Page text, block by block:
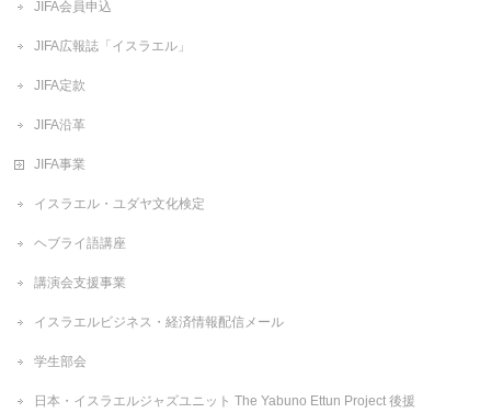
JIFA会員申込
JIFA広報誌「イスラエル」
JIFA定款
JIFA沿革
JIFA事業
イスラエル・ユダヤ文化検定
ヘブライ語講座
講演会支援事業
イスラエルビジネス・経済情報配信メール
学生部会
日本・イスラエルジャズユニット The Yabuno Ettun Project 後援